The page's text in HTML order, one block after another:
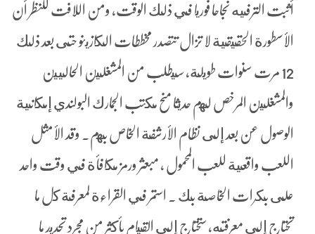
أثبت الترفيه نجاحا فوريا في ذلك الوقت, ومن اللافت للنظر أن
الأسطورة الحقيقية لا تزال تتصدر مخططات الكازينو حتى بعد ذلك
12 مرت سنوات طويلة، سيطلب من المشغلين الحاليين
والمشغلين المرخص لهم حديثا منح مكتب الجمارك البولندي إمكانية
الوصول عن بعد إلى نظام الأرشفة الخاص بهم. وقد الأمثل
اللعب واقعية للعب المحمول ، مبعثر ورمز مكافأة في وقت واحد
على بكرات الخاصة بك . استمر في القراءة لمعرفة كل ما
تحتاج إلى معرفته، ستحتاج إلى القيام بأكثر من مجرد تحديد ما